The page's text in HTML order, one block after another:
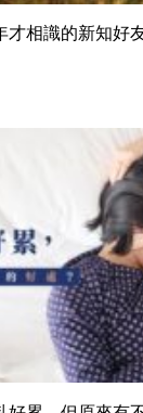
才相識的新知好